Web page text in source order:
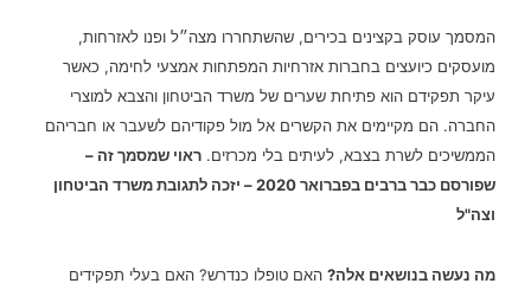
המסמך עוסק בקצינים בכירים, שהשתחררו מצה״ל ופנו לאזרחות,
מועסקים כיועצים בחברות אזרחיות המפתחות אמצעי לחימה, כאשר
עיקר תפקידם הוא פתיחת שערים של משרד הביטחון והצבא למוצרי
החברה. הם מקיימים את הקשרים אל מול פקודיהם לשעבר או חבריהם
הממשיכים לשרת בצבא, לעיתים בלי מכרזים. ראוי שמסמך זה –
שפורסם כבר ברבים בפברואר 2020 – יזכה לתגובת משרד הביטחון
וצה"ל
מה נעשה בנושאים אלה? האם טופלו כנדרש? האם בעלי תפקידים